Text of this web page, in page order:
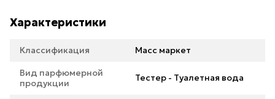
Характеристики
Классификация Масс маркет
Вид парфюмерной
продукции
Тестер - Туалетная вода